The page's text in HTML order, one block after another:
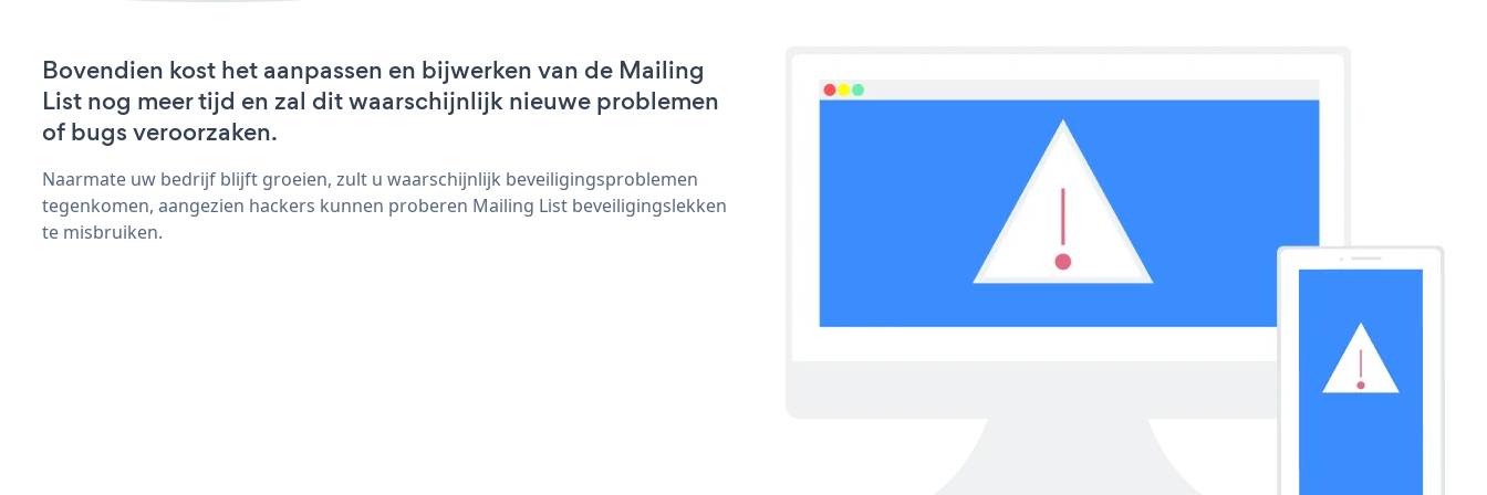
Bovendien kost het aanpassen en bijwerken van de Mailing
List nog meer tijd en zal dit waarschijnlijk nieuwe problemen
of bugs veroorzaken.
Naarmate uw bedrijf blijft groeien, zult u waarschijnlijk beveiligingsproblemen
tegenkomen, aangezien hackers kunnen proberen Mailing List beveiligingslekken
te misbruiken.